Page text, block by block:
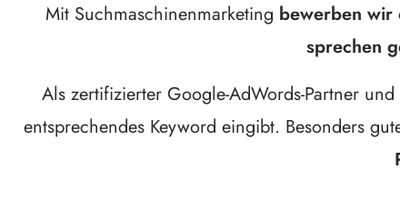
Mit Suchmaschinenmarketing bewerben
sprechen
Als zertifizierter Google-AdWords-Partner
entsprechendes Keyword eingibt. Besonders